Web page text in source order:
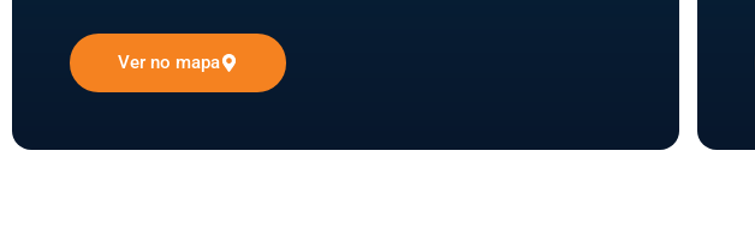
Ver no mapa